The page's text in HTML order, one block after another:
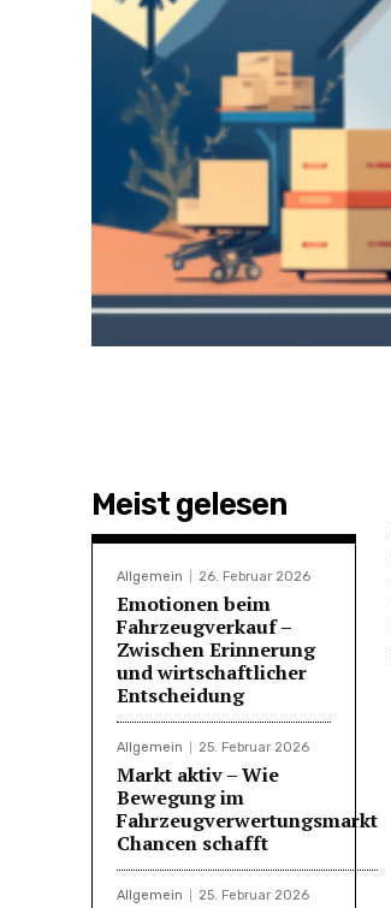
Meist gelesen
Allgemein 26. Februar 2026
Emotionen beim
Fahrzeugverkauf –
Zwischen Erinnerung
und wirtschaftlicher
Entscheidung
Allgemein 25. Februar 2026
Markt aktiv – Wie
Bewegung im
Fahrzeugverwertungsmarkt
Chancen schafft
Allgemein 25. Februar 2026